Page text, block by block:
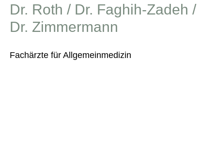
Dr. Roth / Dr. Faghih-Zadeh /
Dr. Zimmermann
Fachärzte für Allgemeinmedizin